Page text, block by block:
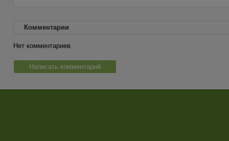
Комментарии
Нет комментариев
Написать комментарий